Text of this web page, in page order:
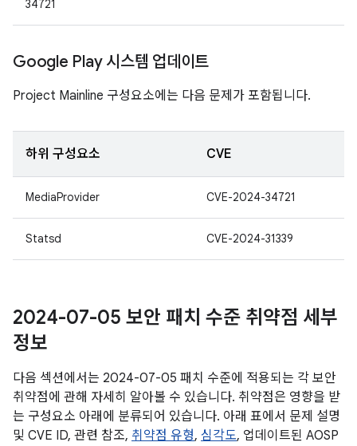
34721
Google Play 시스템 업데이트
Project Mainline 구성요소에는 다음 문제가 포함됩니다.
하위 구성요소 CVE
MediaProvider CVE-2024-34721
Statsd CVE-2024-31339
2024-07-05 보안 패치 수준 취약점 세부
정보
다음 섹션에서는 2024-07-05 패치 수준에 적용되는 각 보안
취약점에 관해 자세히 알아볼 수 있습니다. 취약점은 영향을 받
는 구성요소 아래에 분류되어 있습니다. 아래 표에서 문제 설명
및 CVE ID, 관련 참조, 취약점 유형, 심각도, 업데이트된 AOSP